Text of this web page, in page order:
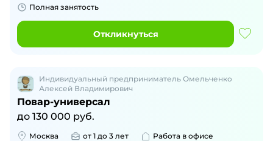
Полная занятость
Откликнуться
Индивидуальный предприниматель Омельченко
Алексей Владимирович
Повар-универсал
до 130 000 руб.
Москва от 1 до 3 лет
Работа в офисе